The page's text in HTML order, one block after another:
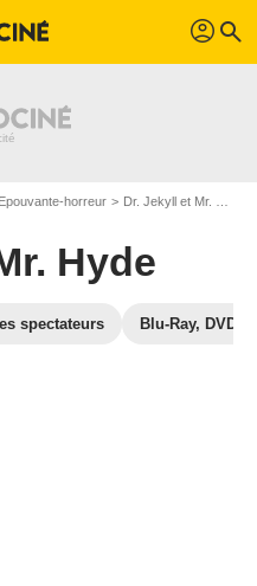
profil search
horreur Dr. Jekyll et Mr. Hyde
Hyde
spectateurs Blu-Ray, DVD